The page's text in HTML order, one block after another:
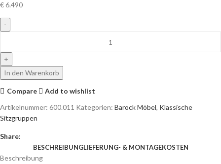
€6.490
In den Warenkorb
Compare
Add to wishlist
Artikelnummer: 600.011 Kategorien: Barock Möbel, Klassische
Sitzgruppen
Share:
BESCHREIBUNGLIEFERUNG- & MONTAGEKOSTEN
Beschreibung